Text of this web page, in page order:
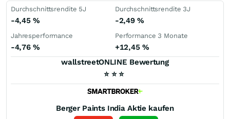
Durchschnittsrendite 5J
-4,45%
Durchschnittsrendite 3J
-2,49%
Jahresperformance
-4,76%
Performance 3 Monate
+12,45 %
wallstreetONLINE Bewertung
⭐ ⭐ ⭐
Berger Paints India Aktie kaufen